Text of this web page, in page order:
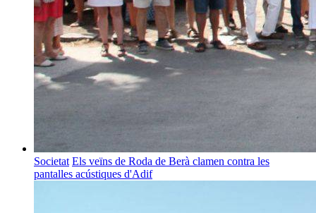
Societat Els veïns de Roda de Berà clamen contra les
pantalles acústiques d'Adif